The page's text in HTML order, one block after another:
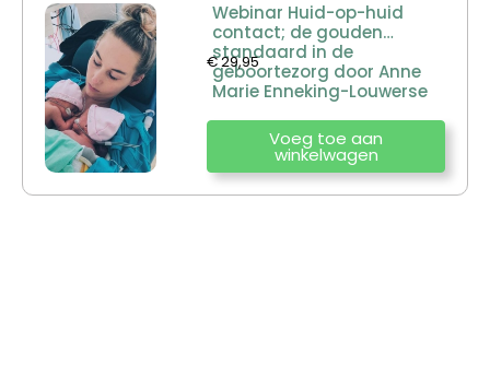
Webinar Huid-op-huid
contact; de gouden
standaard in de
geboortezorg door Anne
Marie Enneking-Louwerse
€29,95
Voeg toe aan
winkelwagen